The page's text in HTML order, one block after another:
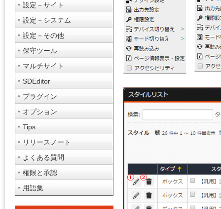
設定－サイト
設定－システム
設定－その他
保守ツール
マルチサイト
SDEditor
プラグイン
オプション
Tips
リリースノート
よくある質問
権限と承認
用語集